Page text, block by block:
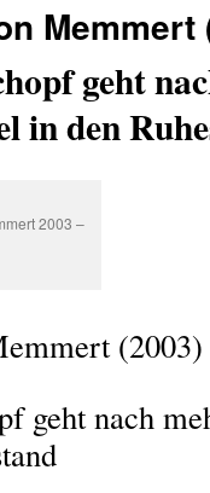
Memmert
geht
in den
2003 –
(2003)
geht nach